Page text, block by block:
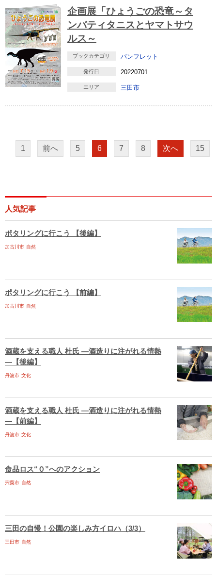
企画展「ひょうごの恐竜～タ
ンバティタニスとヤマトサウ
ルス～
ブックカテゴリ パンフレット
発行日 20220701
エリア 三田市
1 前へ 5 6 7 8 次へ 15
人気記事
ポタリングに行こう 【後編】
加古川市 自然
ポタリングに行こう 【前編】
加古川市 自然
酒蔵を支える職人 杜氏 ―酒造りに注がれる情熱
―【後編】
丹波市 文化
酒蔵を支える職人 杜氏 ―酒造りに注がれる情熱
―【前編】
丹波市 文化
食品ロス“０”へのアクション
宍粟市 自然
三田の自慢！公園の楽しみ方イロハ（3/3）
三田市 自然